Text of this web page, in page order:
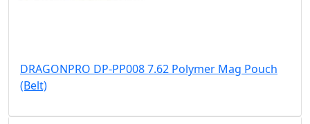
DRAGONPRO DP-PP008 7.62 Polymer Mag Pouch
(Belt)